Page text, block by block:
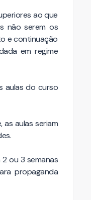
ao que
não serem os
e continuação
em regime
aulas do curso
aulas seriam
ou 3 semanas
propaganda